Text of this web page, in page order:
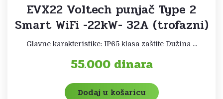
EVX22 Voltech punjač Type 2
Smart WiFi -22kW- 32A (trofazni)
Glavne karakteristike: IP65 klasa zaštite Dužina ...
55.000 dinara
Dodaj u košaricu